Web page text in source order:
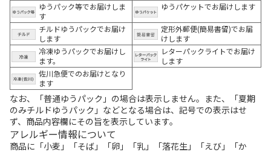
ゆうパック等でお届けしま
す
ゆうパケットでお届けします
チルドゆうパックでお届け
します
定形外郵便(簡易書留)でお届
けします
冷凍ゆうパックでお届けし
ます。
レターパックライトでお届け
します
佐川急便でのお届けとなり
ます
なお、「普通ゆうパック」の場合は表示しません。また、「夏期
のみチルドゆうパック」などとなる場合は、記号での表示はせ
ず、商品内容欄にその旨を表示しています。
アレルギー情報について
商品に「小麦」「そば」「卵」「乳」「落花生」「えび」「か